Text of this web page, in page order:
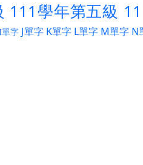
111學年第五級
字 J單字 K單字 L單字 M單字 N